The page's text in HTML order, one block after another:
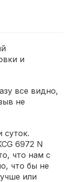
и
все видно,
не
суток.
6972 N
что нам с
что бы не
или